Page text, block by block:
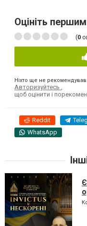
Оцініть першим
(0
Ніхто ще не рекомендував
Авторизуйтесь
щоб оцінити і
Reddit
WhatsApp